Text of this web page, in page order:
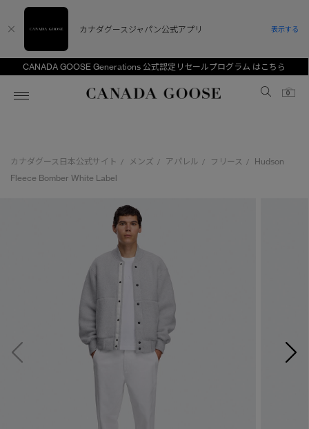
CANADA GOOSE Generations 公式認定リセールプログラム はこちら
Canada Goose
0
スノーグース
ディスカバー
アンバサダー
スプリングコレクション
ウィメンズ TOP
新着アイテム
ベストセラー
FW26コレクション
サマー 26 コレクション
サマー 26 コレクションLOOK
日本限定モデル
スノーグース
メイドインジャパンTシャツ
メンズ TOP
新着アイテム
ベストセラー
FW26コレクション
サマー 26 コレクション
サマー 26 コレクションLOOK
日本限定モデル
スノーグース
メイドインジャパンTシャツ
キッズ TOP
ベビー（0‐24ヵ月)
キッズ（2‐7歳)
ユース（6＋歳)
コレクション
CANADA GOOSE Generationsは、アウター
ウェアの下取り・再販を通じて、長く愛される製
品の価値を受け継いでいきます。
アーカイブの希少なピースもご覧いただけます。
詳しく見る
カナダグース日本公式サイト / メンズ / アパレル / フリース /
Hudson
Fleece Bomber White Label
カナダグースジャパン公式アプリ 表示する